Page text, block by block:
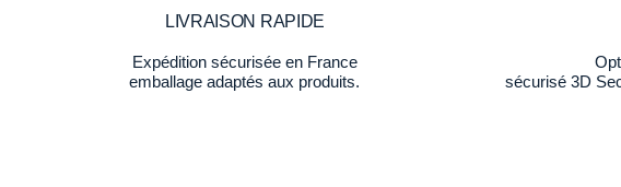
LIVRAISON RAPIDE
Expédition sécurisée en France
emballage adaptés aux produits.
sécurisé 3D